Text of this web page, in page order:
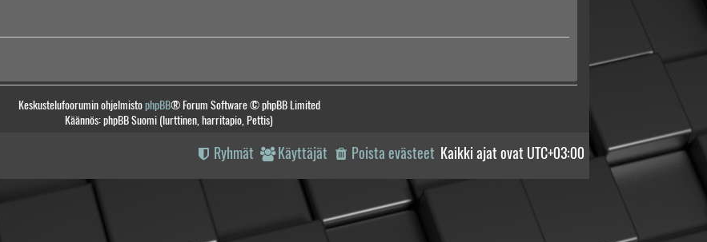
Keskustelufoorumin ohjelmistophpBB® Forum Software © phpBB Limited
Käännös: phpBB Suomi (lurttinen, harritapio, Pettis)
Kaikki ajat ovat UTC+03:00
Poista evästeet
Käyttäjät
Ryhmät